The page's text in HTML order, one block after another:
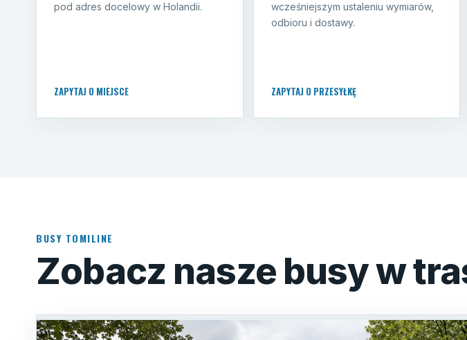
pod adres docelowy w Holandii.
ZAPYTAJ O MIEJSCE
wcześniejszym ustaleniu wymiarów,
odbioru i dostawy.
ZAPYTAJ O PRZESYŁKĘ
BUSY TOMILINE
Zobacz nasze busy w